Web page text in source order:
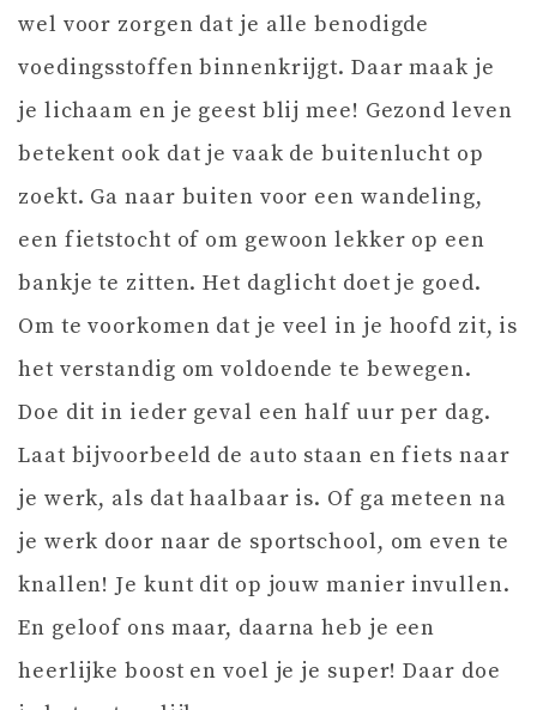
wel voor zorgen dat je alle benodigde
voedingsstoffen binnenkrijgt. Daar maak je
je lichaam en je geest blij mee! Gezond leven
betekent ook dat je vaak de buitenlucht op
zoekt. Ga naar buiten voor een wandeling,
een fietstocht of om gewoon lekker op een
bankje te zitten. Het daglicht doet je goed.
Om te voorkomen dat je veel in je hoofd zit, is
het verstandig om voldoende te bewegen.
Doe dit in ieder geval een half uur per dag.
Laat bijvoorbeeld de auto staan en fiets naar
je werk, als dat haalbaar is. Of ga meteen na
je werk door naar de sportschool, om even te
knallen! Je kunt dit op jouw manier invullen.
En geloof ons maar, daarna heb je een
heerlijke boost en voel je je super! Daar doe